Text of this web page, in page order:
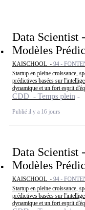
Data Scientist
Modèles
KAISCHOOL - 94 -
Startup en pleine croissance,
prédictives basées sur
dynamique et un fort esprit
CDD - Temps plein
Publié il y a 16 jours
Data Scientist
Modèles
KAISCHOOL - 94 -
Startup en pleine croissance,
prédictives basées sur
dynamique et un fort esprit